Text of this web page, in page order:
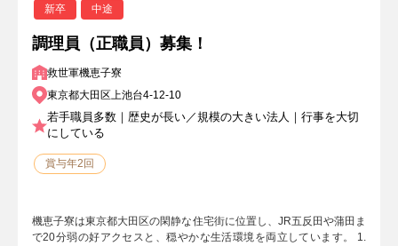
新卒 中途
調理員（正職員）募集！
救世軍機恵子寮
東京都大田区上池台4-12-10
若手職員多数｜歴史が長い／規模の大きい法人｜行事を大切
にしている
賞与年2回
機恵子寮は東京都大田区の閑静な住宅街に位置し、JR五反田や蒲田ま
で20分弱の好アクセスと、穏やかな生活環境を両立しています。 1.